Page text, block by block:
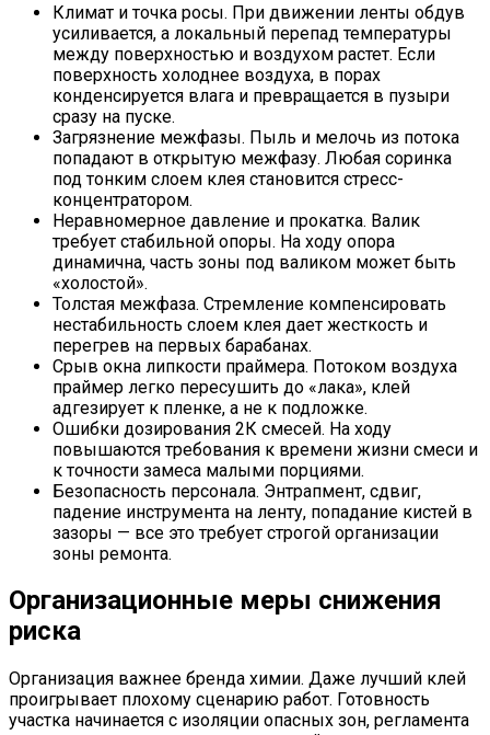
Климат и точка росы. При движении ленты обдув
усиливается, а локальный перепад температуры
между поверхностью и воздухом растет. Если
поверхность холоднее воздуха, в порах
конденсируется влага и превращается в пузыри
сразу на пуске.
Загрязнение межфазы. Пыль и мелочь из потока
попадают в открытую межфазу. Любая соринка
под тонким слоем клея становится стресс-
концентратором.
Неравномерное давление и прокатка. Валик
требует стабильной опоры. На ходу опора
динамична, часть зоны под валиком может быть
«холостой».
Толстая межфаза. Стремление компенсировать
нестабильность слоем клея дает жесткость и
перегрев на первых барабанах.
Срыв окна липкости праймера. Потоком воздуха
праймер легко пересушить до «лака», клей
адгезирует к пленке, а не к подложке.
Ошибки дозирования 2К смесей. На ходу
повышаются требования к времени жизни смеси и
к точности замеса малыми порциями.
Безопасность персонала. Энтрапмент, сдвиг,
падение инструмента на ленту, попадание кистей в
зазоры — все это требует строгой организации
зоны ремонта.
Организационные меры снижения
риска
Организация важнее бренда химии. Даже лучший клей
проигрывает плохому сценарию работ. Готовность
участка начинается с изоляции опасных зон, регламента